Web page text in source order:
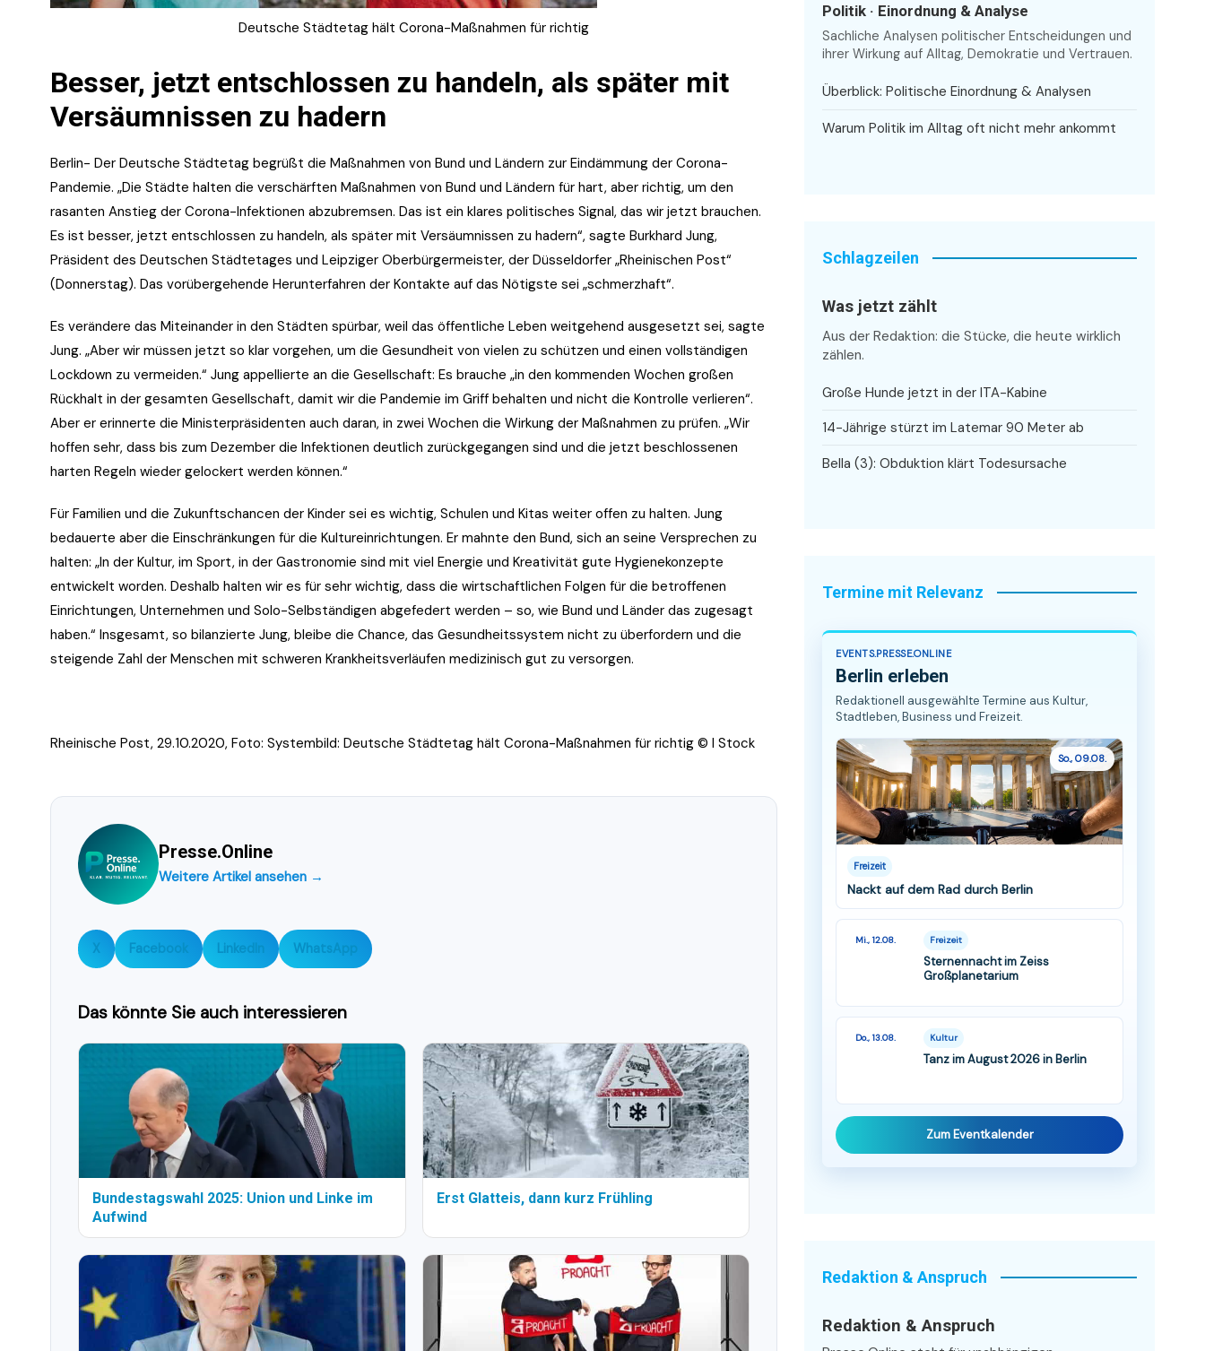
Deutsche Städtetag hält Corona-Maßnahmen für richtig
Besser, jetzt entschlossen zu handeln, als später mit
Versäumnissen zu hadern
Berlin- Der Deutsche Städtetag begrüßt die Maßnahmen von Bund und Ländern zur Eindämmung der Corona-
Pandemie. „Die Städte halten die verschärften Maßnahmen von Bund und Ländern für hart, aber richtig, um den
rasanten Anstieg der Corona-Infektionen abzubremsen. Das ist ein klares politisches Signal, das wir jetzt brauchen.
Es ist besser, jetzt entschlossen zu handeln, als später mit Versäumnissen zu hadern“, sagte Burkhard Jung,
Präsident des Deutschen Städtetages und Leipziger Oberbürgermeister, der Düsseldorfer „Rheinischen Post“
(Donnerstag). Das vorübergehende Herunterfahren der Kontakte auf das Nötigste sei „schmerzhaft“.
Es verändere das Miteinander in den Städten spürbar, weil das öffentliche Leben weitgehend ausgesetzt sei, sagte
Jung. „Aber wir müssen jetzt so klar vorgehen, um die Gesundheit von vielen zu schützen und einen vollständigen
Lockdown zu vermeiden.“ Jung appellierte an die Gesellschaft: Es brauche „in den kommenden Wochen großen
Rückhalt in der gesamten Gesellschaft, damit wir die Pandemie im Griff behalten und nicht die Kontrolle verlieren“.
Aber er erinnerte die Ministerpräsidenten auch daran, in zwei Wochen die Wirkung der Maßnahmen zu prüfen. „Wir
hoffen sehr, dass bis zum Dezember die Infektionen deutlich zurückgegangen sind und die jetzt beschlossenen
harten Regeln wieder gelockert werden können.“
Für Familien und die Zukunftschancen der Kinder sei es wichtig, Schulen und Kitas weiter offen zu halten. Jung
bedauerte aber die Einschränkungen für die Kultureinrichtungen. Er mahnte den Bund, sich an seine Versprechen zu
halten: „In der Kultur, im Sport, in der Gastronomie sind mit viel Energie und Kreativität gute Hygienekonzepte
entwickelt worden. Deshalb halten wir es für sehr wichtig, dass die wirtschaftlichen Folgen für die betroffenen
Einrichtungen, Unternehmen und Solo-Selbständigen abgefedert werden – so, wie Bund und Länder das zugesagt
haben.“ Insgesamt, so bilanzierte Jung, bleibe die Chance, das Gesundheitssystem nicht zu überfordern und die
steigende Zahl der Menschen mit schweren Krankheitsverläufen medizinisch gut zu versorgen.
Rheinische Post, 29.10.2020, Foto: Systembild: Deutsche Städtetag hält Corona-Maßnahmen für richtig © I Stock
Presse.Online
Weitere Artikel ansehen →
X Facebook LinkedIn WhatsApp
Das könnte Sie auch interessieren
Bundestagswahl 2025: Union und Linke im
Aufwind
Erst Glatteis, dann kurz Frühling
Politik · Einordnung & Analyse
Sachliche Analysen politischer Entscheidungen und
ihrer Wirkung auf Alltag, Demokratie und Vertrauen.
Überblick: Politische Einordnung & Analysen
Warum Politik im Alltag oft nicht mehr ankommt
Schlagzeilen
Was jetzt zählt
Aus der Redaktion: die Stücke, die heute wirklich
zählen.
Große Hunde jetzt in der ITA-Kabine
14-Jährige stürzt im Latemar 90 Meter ab
Bella (3): Obduktion klärt Todesursache
Termine mit Relevanz
EVENTS.PRESSE.ONLINE
Berlin erleben
Redaktionell ausgewählte Termine aus Kultur,
Stadtleben, Business und Freizeit.
So., 09.08.
Freizeit
Nackt auf dem Rad durch Berlin
Mi., 12.08. Freizeit
Sternennacht im Zeiss
Großplanetarium
Do., 13.08. Kultur
Tanz im August 2026 in Berlin
Zum Eventkalender
Redaktion & Anspruch
Redaktion & Anspruch